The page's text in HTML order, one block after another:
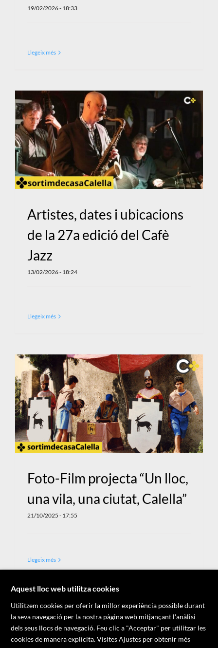
19/02/2026 - 18:33
Llegeix més
Artistes, dates i ubicacions
de la 27a edició del Cafè
Jazz
13/02/2026 - 18:24
Llegeix més
Foto-Film projecta “Un lloc,
una vila, una ciutat, Calella”
21/10/2025 - 17:55
Llegeix més
1 2 Següent
Aquest lloc web utilitza cookies
Utilitzem cookies per oferir la millor experiència possible durant
la seva navegació per la nostra pàgina web mitjançant l'anàlisi
dels seus llocs de navegació. Feu clic a "Acceptar" per utilitzar les
cookies de manera explícita. Visites Ajustes per obtenir més